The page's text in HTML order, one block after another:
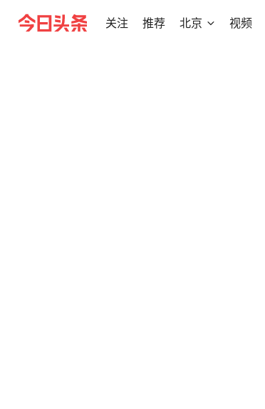
关注 推荐 北京 视频